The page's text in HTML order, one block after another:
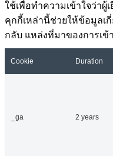
ใช้เพื่อทำความเข้าใจว่าผู้
คุกกี้เหล่านี้ช่วยให้ข้อมูลเ
กลับ แหล่งที่มาของการเข้
Cookie Duration
_ga 2 years